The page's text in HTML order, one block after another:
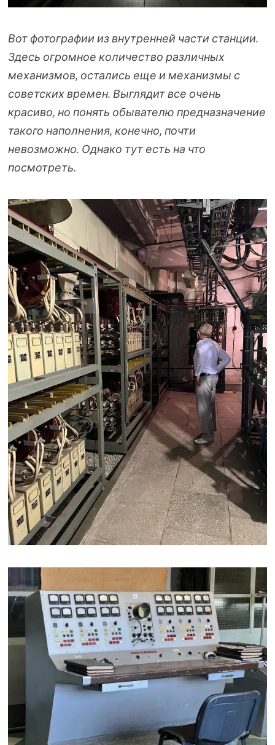
Вот фотографии из внутренней части станции.
Здесь огромное количество различных
механизмов, остались еще и механизмы с
советских времен. Выглядит все очень
красиво, но понять обывателю предназначение
такого наполнения, конечно, почти
невозможно. Однако тут есть на что
посмотреть.